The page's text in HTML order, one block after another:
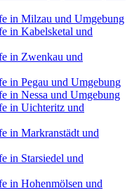
in Milzau und Umgebung
in Kabelsketal und
in Zwenkau und
in Pegau und Umgebung
in Nessa und Umgebung
in Uichteritz und
in Markranstädt und
in Starsiedel und
in Hohenmölsen und